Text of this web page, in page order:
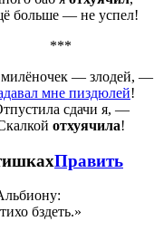
больше — не успел!
***
— злодей, —
мне пиздюлей!
сдачи я, —
отхуячила!
Править
бздеть.»